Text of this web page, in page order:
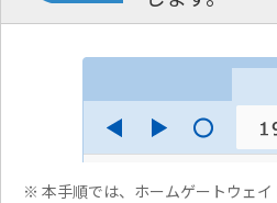
※ 本手順では、ホームゲートウェイ